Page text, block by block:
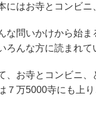
にはお寺とコンビニ
な問いかけから始ま
ろんな方に読まれて
、お寺とコンビニ、
７万5000寺にも上